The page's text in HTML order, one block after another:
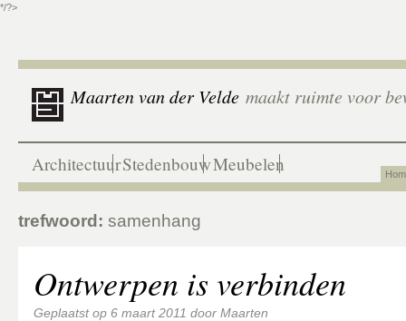
*/?>
Maarten van der Velde maakt ruimte voor
ArchitectuurStedenbouwMeubelen
trefwoord: samenhang
Ontwerpen is verbinden
Geplaatst op 6 maart 2011 door Maarten